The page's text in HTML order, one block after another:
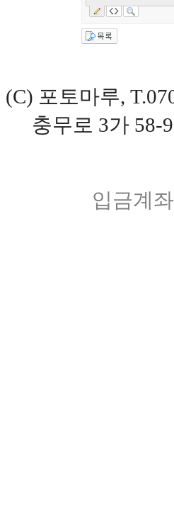
(C) 포토마루,
충무로 3가 58-
입금계